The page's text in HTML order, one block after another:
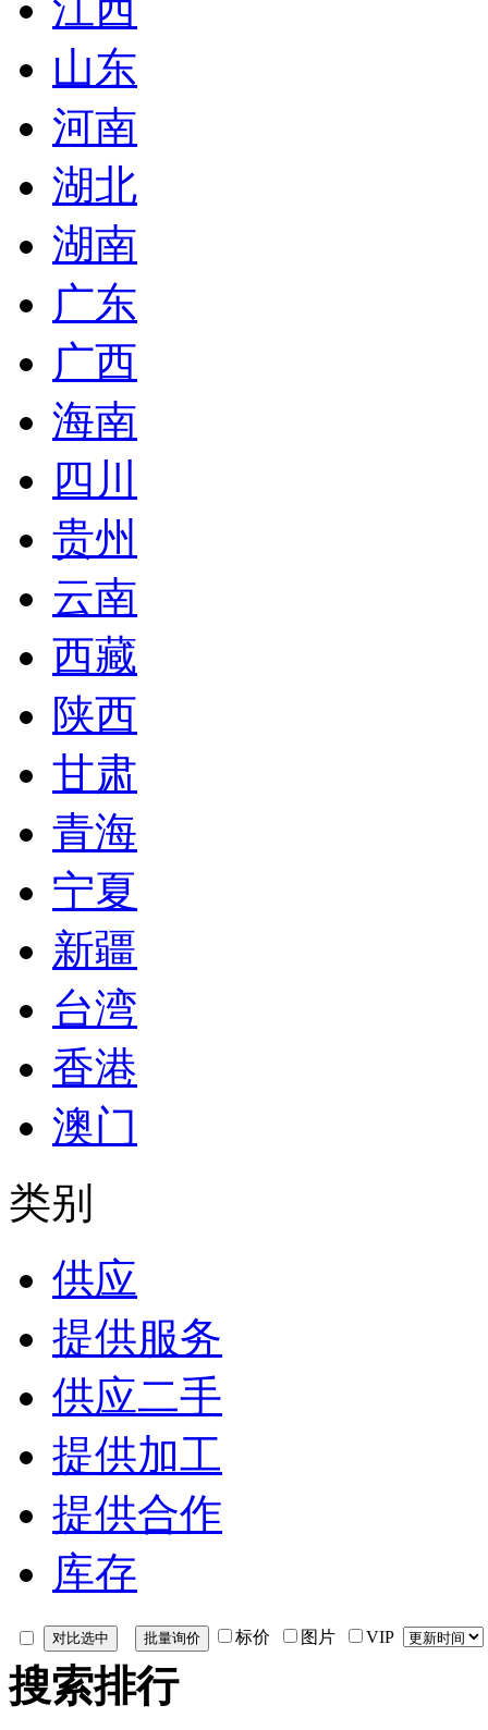
山东
河南
湖北
湖南
广东
广西
海南
四川
贵州
云南
西藏
陕西
甘肃
青海
宁夏
新疆
台湾
香港
澳门
类别
供应
提供服务
供应二手
提供加工
提供合作
库存
标价 图片 VIP
搜索排行